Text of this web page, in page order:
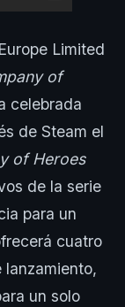
Limited
of
celebrada
de Steam el
of Heroes
de la serie
para un
cuatro
un solo